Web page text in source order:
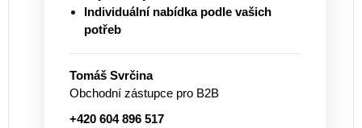
Individuální nabídka podle vašich
potřeb
Tomáš Svrčina
Obchodní zástupce pro B2B
+420 604 896 517